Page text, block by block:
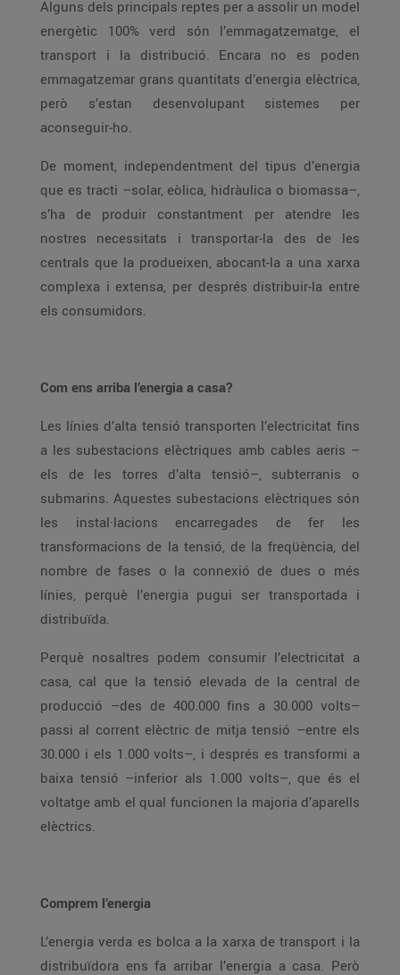
Alguns dels principals reptes per a assolir un model
energètic 100% verd són l’emmagatzematge, el
transport i la distribució. Encara no es poden
emmagatzemar grans quantitats d’energia elèctrica,
però s’estan desenvolupant sistemes per
aconseguir-ho.
De moment, independentment del tipus d’energia
que es tracti –solar, eòlica, hidràulica o biomassa–,
s’ha de produir constantment per atendre les
nostres necessitats i transportar-la des de les
centrals que la produeixen, abocant-la a una xarxa
complexa i extensa, per després distribuir-la entre
els consumidors.
Com ens arriba l’energia a casa?
Les línies d’alta tensió transporten l’electricitat fins
a les subestacions elèctriques amb cables aeris –
els de les torres d’alta tensió–, subterranis o
submarins. Aquestes subestacions elèctriques són
les instal·lacions encarregades de fer les
transformacions de la tensió, de la freqüència, del
nombre de fases o la connexió de dues o més
línies, perquè l’energia pugui ser transportada i
distribuïda.
Perquè nosaltres podem consumir l’electricitat a
casa, cal que la tensió elevada de la central de
producció –des de 400.000 fins a 30.000 volts–
passi al corrent elèctric de mitja tensió –entre els
30.000 i els 1.000 volts–, i després es transformi a
baixa tensió –inferior als 1.000 volts–, que és el
voltatge amb el qual funcionen la majoria d’aparells
elèctrics.
Comprem l’energia
L’energia verda es bolca a la xarxa de transport i la
distribuïdora ens fa arribar l’energia a casa. Però